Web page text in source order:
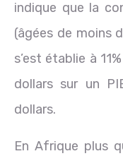
indique que la
(âgées de moins
s’est établie à
dollars sur un
dollars.
En Afrique plus